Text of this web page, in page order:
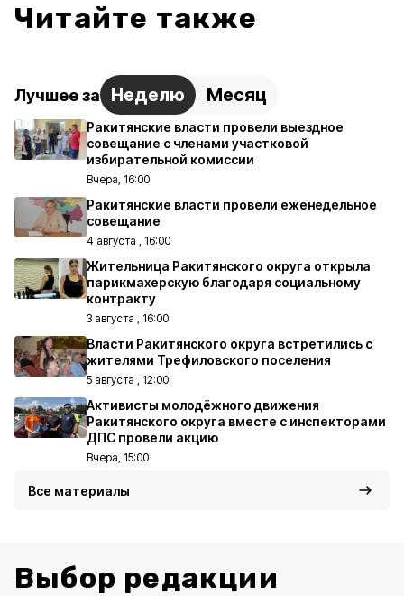
Читайте также
Лучшее за Неделю Месяц
Ракитянские власти провели выездное
совещание с членами участковой
избирательной комиссии
Вчера, 16:00
Ракитянские власти провели еженедельное
совещание
4 августа , 16:00
Жительница Ракитянского округа открыла
парикмахерскую благодаря социальному
контракту
3 августа , 16:00
Власти Ракитянского округа встретились с
жителями Трефиловского поселения
5 августа , 12:00
Активисты молодёжного движения
Ракитянского округа вместе с инспекторами
ДПС провели акцию
Вчера, 15:00
Все материалы
Выбор редакции